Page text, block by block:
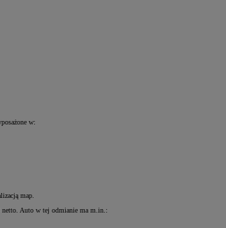
w:
map.
Auto w tej odmianie ma m.in.: